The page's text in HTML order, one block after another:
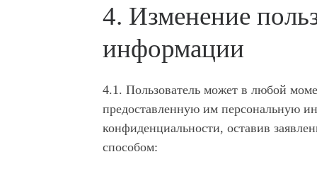
4. Изменение
информации
4.1. Пользователь может в любой
предоставленную им персональную
конфиденциальности, оставив
способом: